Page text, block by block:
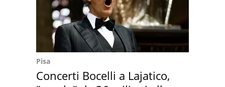
Pisa
Concerti Bocelli a Lajatico,